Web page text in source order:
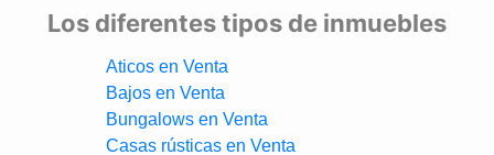
Los diferentes tipos de inmuebles
Aticos en Venta
Bajos en Venta
Bungalows en Venta
Casas rústicas en Venta